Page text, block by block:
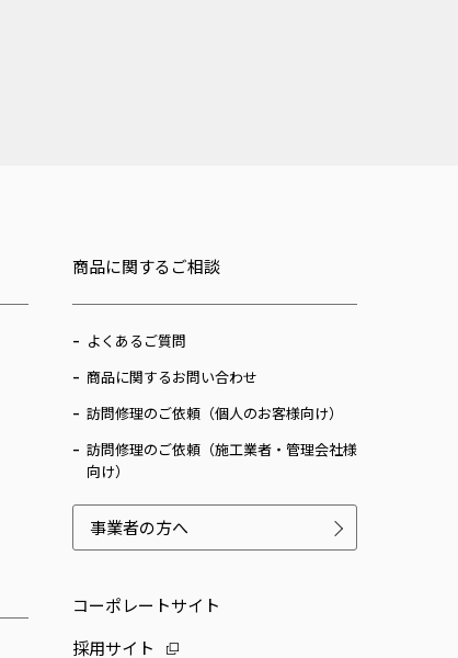
商品に関するご相談
よくあるご質問
商品に関するお問い合わせ
訪問修理のご依頼（個人のお客様向け）
訪問修理のご依頼（施工業者・管理会社様
向け）
事業者の方へ
コーポレートサイト
採用サイト